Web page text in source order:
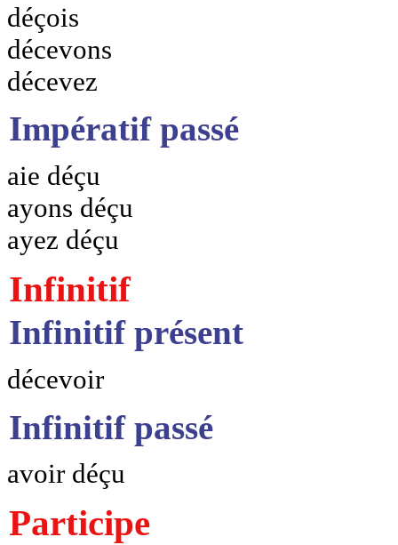
déçois
décevons
décevez
Impératif passé
aie déçu
ayons déçu
ayez déçu
Infinitif
Infinitif présent
décevoir
Infinitif passé
avoir déçu
Participe